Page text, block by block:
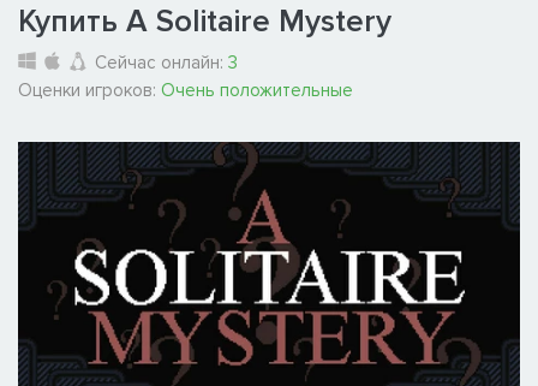
Купить A Solitaire Mystery
Сейчас онлайн: 3
Оценки игроков: Очень положительные